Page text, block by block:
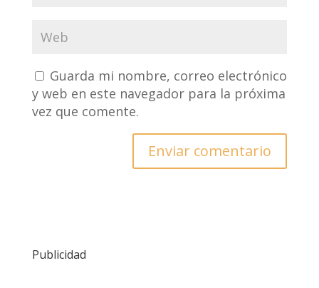
Guarda mi nombre, correo electrónico
y web en este navegador para la próxima
vez que comente.
Publicidad